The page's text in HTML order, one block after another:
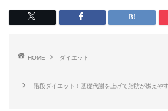
HOME ダイエット
階段ダイエット！基礎代謝を上げて脂肪が燃えや